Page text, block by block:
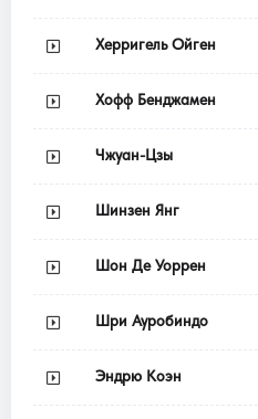
Херригель Ойген
Хофф Бенджамен
Чжуан-Цзы
Шинзен Янг
Шон Де Уоррен
Шри Ауробиндо
Эндрю Коэн